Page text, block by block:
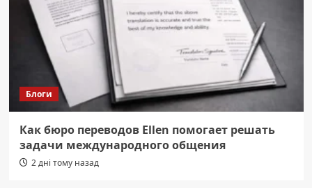
Блоги
Как бюро переводов Ellen помогает решать
задачи международного общения
2 дні тому назад